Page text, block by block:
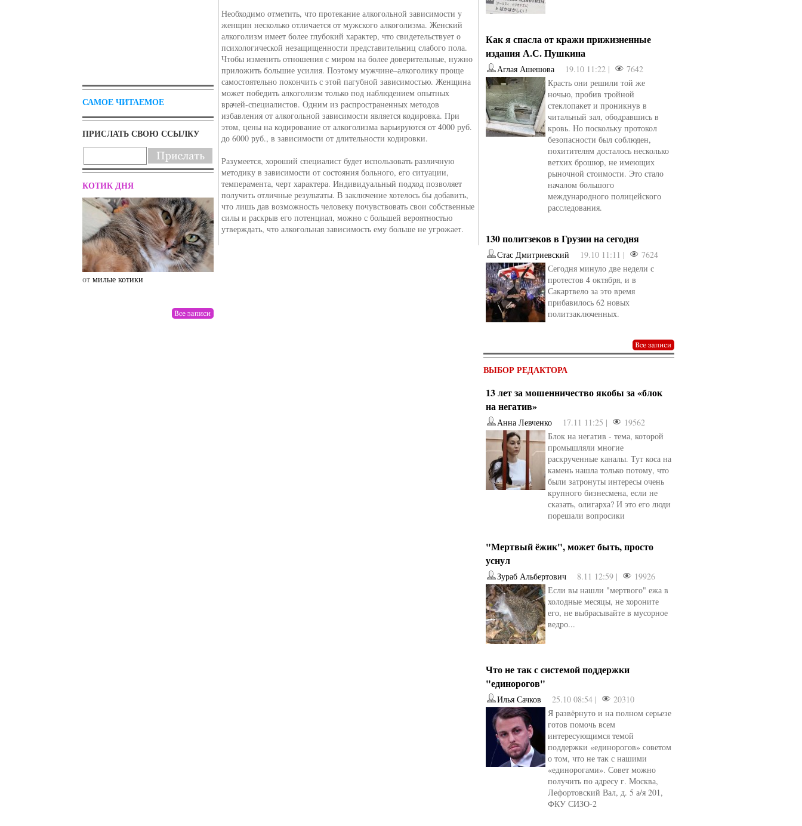
САМОЕ ЧИТАЕМОЕ
ПРИСЛАТЬ СВОЮ ССЫЛКУ
КОТИК ДНЯ
отмилые котики от Ирина Иновели от kotyaravesel
Необходимо отметить, что протекание алкогольной зависимости у
женщин несколько отличается от мужского алкоголизма. Женский
алкоголизм имеет более глубокий характер, что свидетельствует о
психологической незащищенности представительниц слабого пола.
Чтобы изменить отношения с миром на более доверительные, нужно
приложить большие усилия. Поэтому мужчине–алкоголику проще
самостоятельно покончить с этой пагубной зависимостью. Женщина
может победить алкоголизм только под наблюдением опытных
врачей-специалистов. Одним из распространенных методов
избавления от алкогольной зависимости является кодировка. При
этом, цены на кодирование от алкоголизма варьируются от 4000 руб.
до 6000 руб., в зависимости от длительности кодировки.
Разумеется, хороший специалист будет использовать различную
методику в зависимости от состояния больного, его ситуации,
темперамента, черт характера. Индивидуальный подход позволяет
получить отличные результаты. В заключение хотелось бы добавить,
что лишь дав возможность человеку почувствовать свои собственные
силы и раскрыв его потенциал, можно с большей вероятностью
утверждать, что алкогольная зависимость ему больше не угрожает.
Как я спасла от кражи прижизненные
издания А.С. Пушкина
Аглая Ашешова 19.10 11:22 |
7642
Красть они решили той же
ночью, пробив тройной
стеклопакет и проникнув в
читальный зал, ободравшись в
кровь. Но поскольку протокол
безопасности был соблюден,
похитителям досталось несколько
ветхих брошюр, не имеющих
рыночной стоимости. Это стало
началом большого
международного полицейского
расследования.
130 политзеков в Грузии на сегодня
Стас Дмитриевский 19.10 11:11 |
7624
Сегодня минуло две недели с
протестов 4 октября, и в
Сакартвело за это время
прибавилось 62 новых
политзаключенных.
ВЫБОР РЕДАКТОРА
13 лет за мошенничество якобы за «блок
на негатив»
Анна Левченко 17.11 11:25 |
19562
Блок на негатив - тема, которой
промышляли многие
раскрученные каналы. Тут коса на
камень нашла только потому, что
были затронуты интересы очень
крупного бизнесмена, если не
сказать, олигарха? И это его люди
порешали вопросики
"Мертвый ёжик", может быть, просто
уснул
Зураб Альбертович 8.11 12:59 |
19926
Если вы нашли "мертвого" ежа в
холодные месяцы, не хороните
его, не выбрасывайте в мусорное
ведро...
Что не так с системой поддержки
"единорогов"
Илья Сачков 25.10 08:54 |
20310
Я развёрнуто и на полном серьезе
готов помочь всем
интересующимся темой
поддержки «единорогов» советом
о том, что не так с нашими
«единорогами». Совет можно
получить по адресу г. Москва,
Лефортовский Вал, д. 5 а/я 201,
ФКУ СИЗО-2